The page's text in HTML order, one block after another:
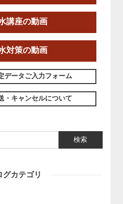
実践的四柱立命学（四
11
集は終了しました。
講座の動画
対策の動画
データご入力フォーム
・キャンセルについて
検索:
グカテゴリ